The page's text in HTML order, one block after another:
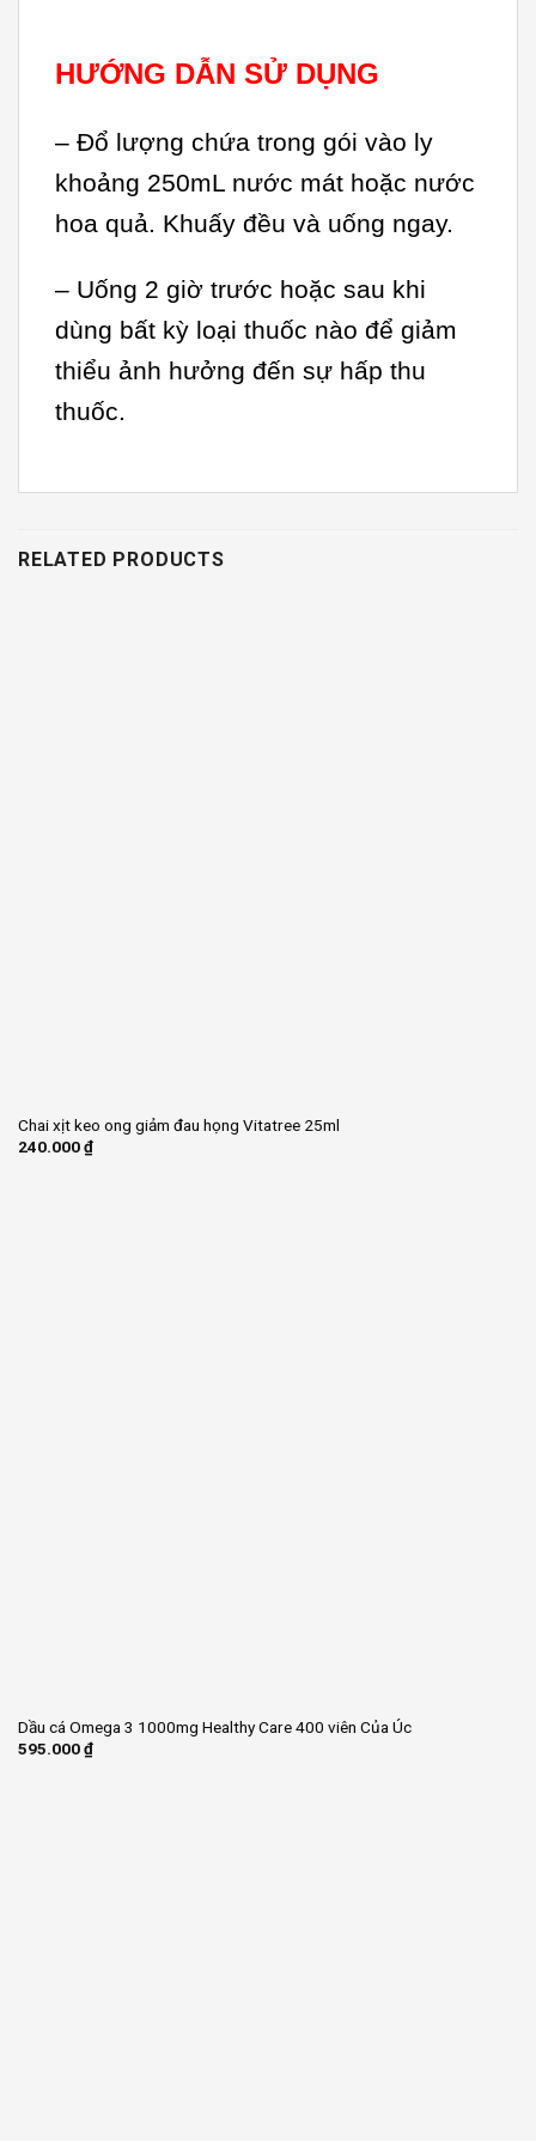
HƯỚNG DẪN SỬ DỤNG
– Đổ lượng chứa trong gói vào ly
khoảng 250mL nước mát hoặc nước
hoa quả. Khuấy đều và uống ngay.
– Uống 2 giờ trước hoặc sau khi
dùng bất kỳ loại thuốc nào để giảm
thiểu ảnh hưởng đến sự hấp thu
thuốc.
RELATED PRODUCTS
Chai xịt keo ong giảm đau họng Vitatree 25ml
240.000₫
Dầu cá Omega 3 1000mg Healthy Care 400 viên Của Úc
595.000₫